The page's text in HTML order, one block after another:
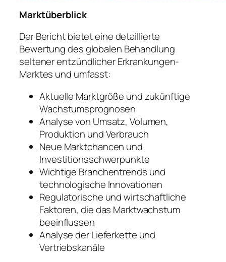
Marktüberblick
Der Bericht bietet eine detaillierte
Bewertung des globalen Behandlung
seltener entzündlicher Erkrankungen-
Marktes und umfasst:
Aktuelle Marktgröße und zukünftige
Wachstumsprognosen
Analyse von Umsatz, Volumen,
Produktion und Verbrauch
Neue Marktchancen und
Investitionsschwerpunkte
Wichtige Branchentrends und
technologische Innovationen
Regulatorische und wirtschaftliche
Faktoren, die das Marktwachstum
beeinflussen
Analyse der Lieferkette und
Vertriebskanäle